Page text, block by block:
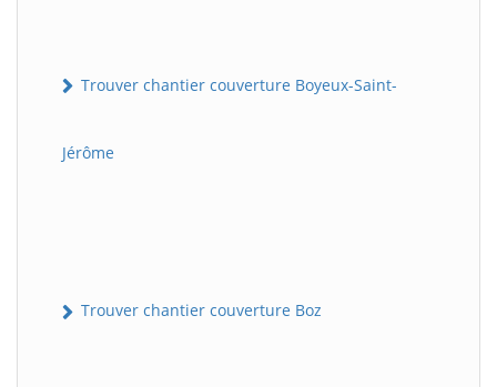
Trouver chantier couverture Boyeux-Saint-
Jérôme
Trouver chantier couverture Boz